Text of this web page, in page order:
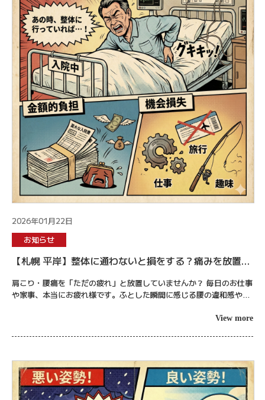
2026年01月22日
お知らせ
【札幌 平岸】整体に通わないと損をする？痛みを放置す
る3つの巨大なリスク｜ブーストケア
肩こり・腰痛を「ただの疲れ」と放置していませんか？ 毎日のお仕事
や家事、本当にお疲れ様です。ふとした瞬間に感じる腰の違和感や、
View more